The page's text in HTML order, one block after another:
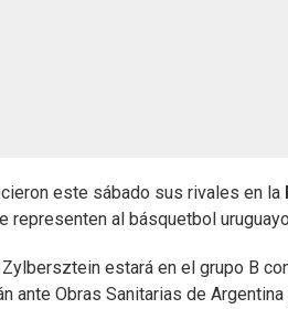
este sábado sus rivales en la
representen al básquetbol
estará en el grupo B
ante Obras Sanitarias de